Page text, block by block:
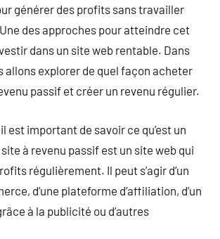
générer des profits sans travailler
des approches pour atteindre cet
dans un site web rentable. Dans
allons explorer de quel façon acheter
passif et créer un revenu régulier.
est important de savoir ce qu’est un
à revenu passif est un site web qui
régulièrement. Il peut s’agir d’un
d’une plateforme d’affiliation, d’un
à la publicité ou d’autres